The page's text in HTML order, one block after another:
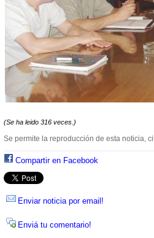
(Se ha leido 316 veces.)
Se permite la reproducción de esta noticia,
Compartir en Facebook
Enviar noticia por email!
Enviá tu comentario!